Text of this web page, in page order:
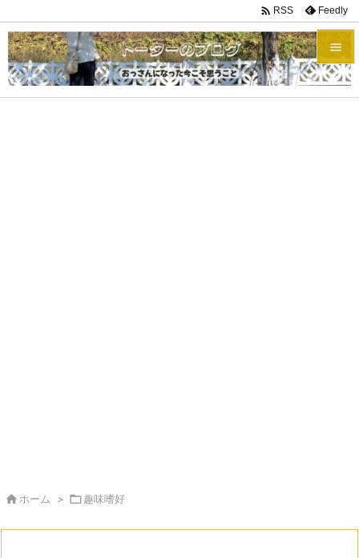


メニュ
 RSS Feedly
 ホーム > 趣味嗜好